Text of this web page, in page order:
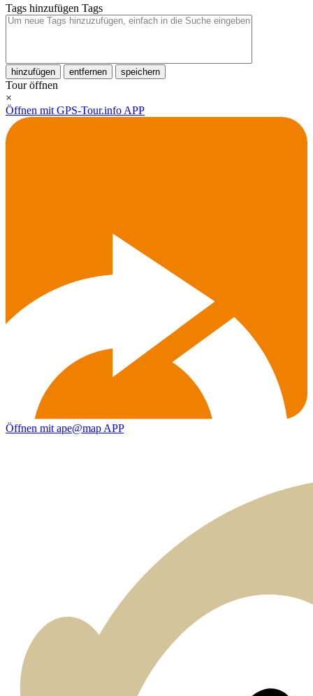
Tags hinzufügen Tags
hinzufügen entfernen speichern
Tour öffnen
×
Öffnen mit GPS-Tour.info APP
Öffnen mit ape@map APP